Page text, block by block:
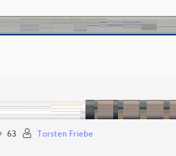
63 Torsten Friebe